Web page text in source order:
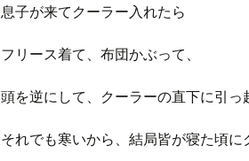
息子が来てクーラー入れたら
フリース着て、布団かぶって、
頭を逆にして、クーラーの直下に引っ
それでも寒いから、結局皆が寝た頃